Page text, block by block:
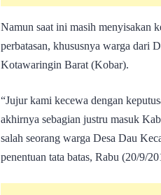
Namun saat ini masih menyisakan
perbatasan, khususnya warga dari
Kotawaringin Barat (Kobar).
“Jujur kami kecewa dengan
akhirnya sebagian justru masuk
salah seorang warga Desa Dau
penentuan tata batas, Rabu (20/9/